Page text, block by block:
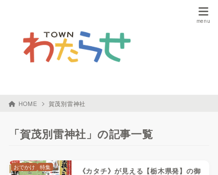
HOME 賀茂別雷神社
「賀茂別雷神社」の記事一覧
《カタチ》が見える【栃木県発】の御
おでかけ 特集